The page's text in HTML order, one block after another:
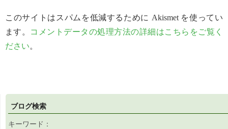
このサイトはスパムを低減するために Akismet を使ってい
ます。 コメントデータの処理方法の詳細はこちらをご覧く
ださい。
ブログ検索
キーワード：